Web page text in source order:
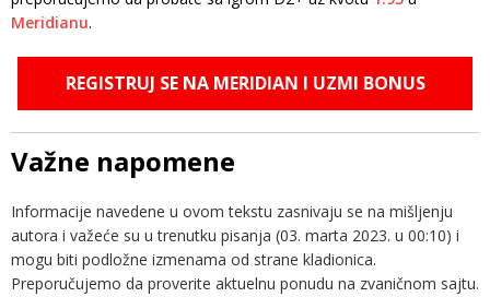
Meridianu.
REGISTRUJ SE NA MERIDIAN I UZMI BONUS
Važne napomene
Informacije navedene u ovom tekstu zasnivaju se na mišljenju
autora i važeće su u trenutku pisanja (03. marta 2023. u 00:10) i
mogu biti podložne izmenama od strane kladionica.
Preporučujemo da proverite aktuelnu ponudu na zvaničnom sajtu.